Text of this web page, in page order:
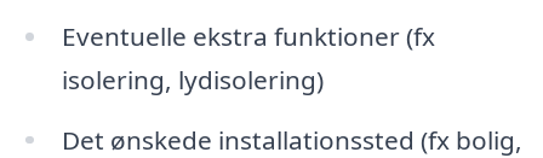
Eventuelle ekstra funktioner (fx
isolering, lydisolering)
Det ønskede installationssted (fx bolig,